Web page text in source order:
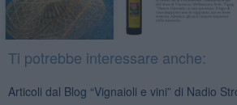
Ti potrebbe interessare anche:
Articoli dal Blog “Vignaioli e vini” di Nadio